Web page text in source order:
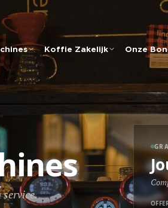
Koffie Zakelijk Onze